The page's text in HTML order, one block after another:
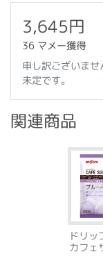
3,645円
36 マメー獲得
申し訳ございま
未定です。
関連商品
ドリッ
カフェ
ルー